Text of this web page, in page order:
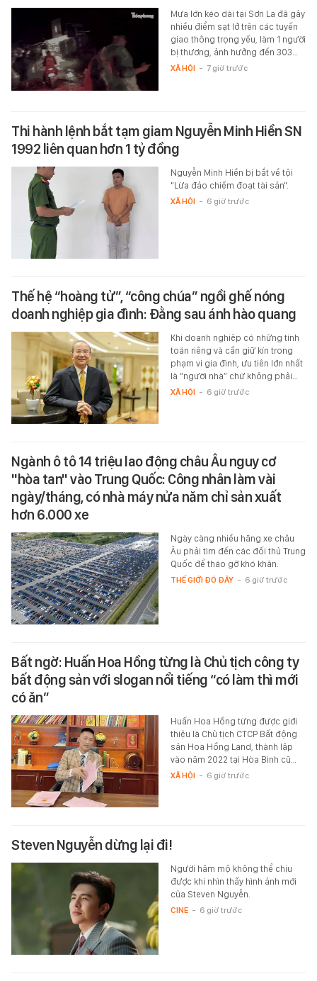
Mưa lớn kéo dài tại Sơn La đã gây
nhiều điểm sạt lở trên các tuyến
giao thông trọng yếu, làm 1 người
bị thương, ảnh hưởng đến 303…
XÃ HỘI - 7 giờ trước
Thi hành lệnh bắt tạm giam Nguyễn Minh Hiền SN
1992 liên quan hơn 1 tỷ đồng
Nguyễn Minh Hiền bị bắt về tội
"Lừa đảo chiếm đoạt tài sản".
XÃ HỘI - 6 giờ trước
Thế hệ “hoàng tử”, “công chúa” ngồi ghế nóng
doanh nghiệp gia đình: Đằng sau ánh hào quang
Khi doanh nghiệp có những tính
toán riêng và cần giữ kín trong
phạm vi gia đình, ưu tiên lớn nhất
là “người nhà” chứ không phải…
XÃ HỘI - 6 giờ trước
Ngành ô tô 14 triệu lao động châu Âu nguy cơ
"hòa tan" vào Trung Quốc: Công nhân làm vài
ngày/tháng, có nhà máy nửa năm chỉ sản xuất
hơn 6.000 xe
Ngày càng nhiều hãng xe châu
Âu phải tìm đến các đối thủ Trung
Quốc để tháo gỡ khó khăn.
THẾ GIỚI ĐÓ ĐÂY - 6 giờ trước
Bất ngờ: Huấn Hoa Hồng từng là Chủ tịch công ty
bất động sản với slogan nổi tiếng “có làm thì mới
có ăn”
Huấn Hoa Hồng từng được giới
thiệu là Chủ tịch CTCP Bất động
sản Hoa Hồng Land, thành lập
vào năm 2022 tại Hòa Bình cũ…
XÃ HỘI - 6 giờ trước
Steven Nguyễn dừng lại đi!
Người hâm mộ không thể chịu
được khi nhìn thấy hình ảnh mới
của Steven Nguyễn.
CINE - 6 giờ trước